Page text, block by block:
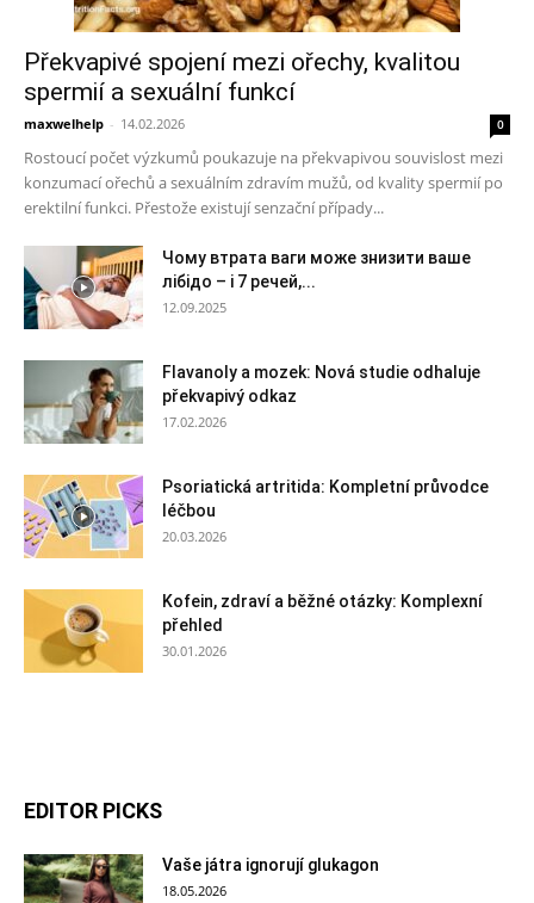
Překvapivé spojení mezi ořechy, kvalitou
spermií a sexuální funkcí
maxwelhelp - 14.02.2026 0
Rostoucí počet výzkumů poukazuje na překvapivou souvislost mezi
konzumací ořechů a sexuálním zdravím mužů, od kvality spermií po
erektilní funkci. Přestože existují senzační případy...
Чому втрата ваги може знизити ваше
лібідо – і 7 речей,...
12.09.2025
Flavanoly a mozek: Nová studie odhaluje
překvapivý odkaz
17.02.2026
Psoriatická artritida: Kompletní průvodce
léčbou
20.03.2026
Kofein, zdraví a běžné otázky: Komplexní
přehled
30.01.2026
EDITOR PICKS
Vaše játra ignorují glukagon
18.05.2026